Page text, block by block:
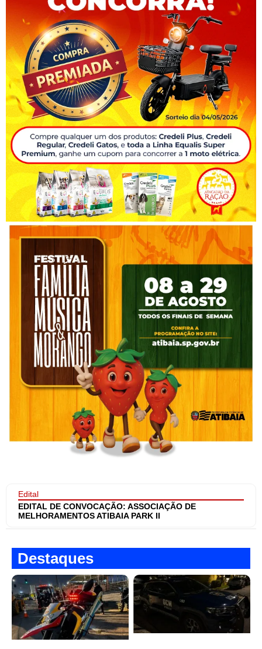
Edital
EDITAL DE CONVOCAÇÃO: ASSOCIAÇÃO DE
MELHORAMENTOS ATIBAIA PARK II
Destaques